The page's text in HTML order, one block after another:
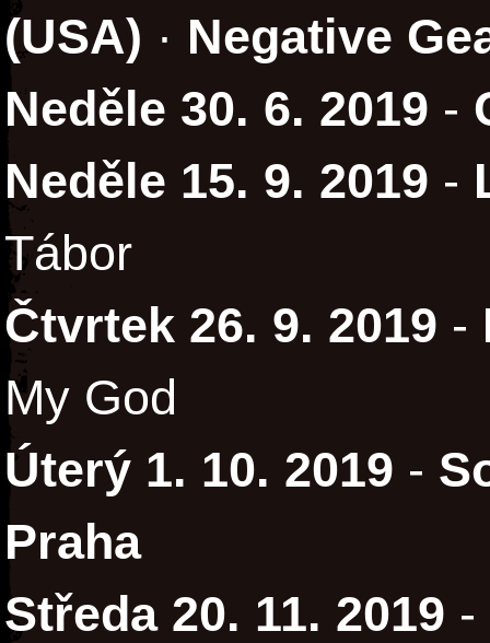
(USA) · Negative
Neděle 30. 6. 2019 -
Neděle 15. 9. 2019 -
Tábor
Čtvrtek 26. 9. 2019 -
My God
Úterý 1. 10. 2019 -
Praha
Středa 20. 11. 2019 -